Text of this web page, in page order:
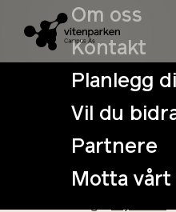
Om oss
Kontakt
Planlegg
Vil du
Partnere
Motta
Det er mange måter å
dere bønder, hvordan
der klimaet endrer seg?
Diskutér i gruppa og